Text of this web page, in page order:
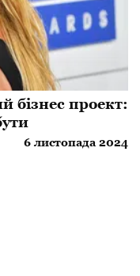
бізнес проект:
6 листопада 2024